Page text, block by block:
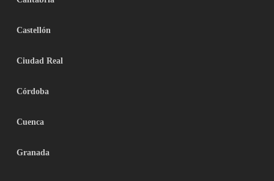
Castellón
Ciudad Real
Córdoba
Cuenca
Granada